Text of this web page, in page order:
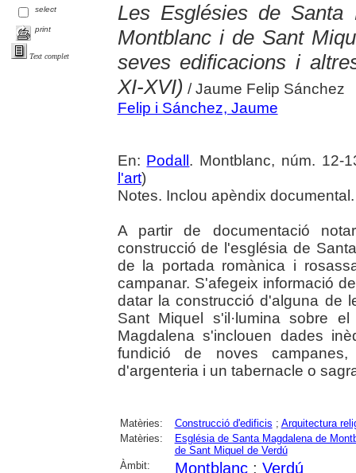
select
print
Text complet
Les Esglésies de Santa
Montblanc i de Sant
seves edificacions i
XI-XVI) / Jaume Felip Sánchez
Felip i Sánchez, Jaume
En: Podall . Montblanc, núm. 12-
l'art)
Notes. Inclou apèndix documental.
A partir de documentació
construcció de l'església de
de la portada romànica i
campanar. S'afegeix informació
datar la construcció d'alguna de
Sant Miquel s'il·lumina sobre
Magdalena s'inclouen dades
fundició de noves
d'argenteria i un tabernacle o
Matèries: Construcció d'edificis ; Arquitectura
Matèries:
Església de Santa Magdalena de
de Sant Miquel de Verdú
Àmbit:
Montblanc; Verdú